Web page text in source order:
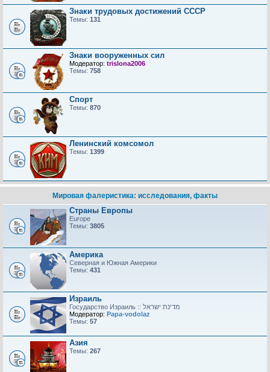
Знаки трудовых достижений CCCP
Темы: 131
Знаки вооруженных сил
Модератор: trislona2006
Темы: 758
Спорт
Темы: 870
Ленинский комсомол
Темы: 1399
Мировая фалеристика: исследования, факты
Страны Европы
Europe
Темы: 3805
Америка
Северная и Южная Америки
Темы: 431
Израиль
Модератор: Papa-vodolaz
Темы: 57
Азия
Темы: 267